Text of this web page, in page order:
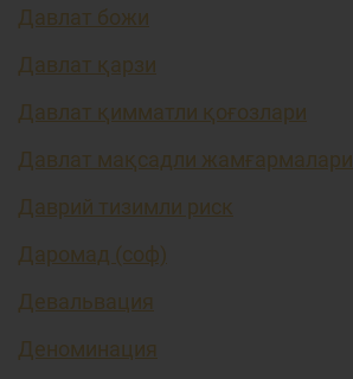
Давлат божи
Давлат қарзи
Давлат қимматли қоғозлари
Давлат мақсадли жамғармалари
Даврий тизимли риск
Даромад (соф)
Девальвация
Деноминация